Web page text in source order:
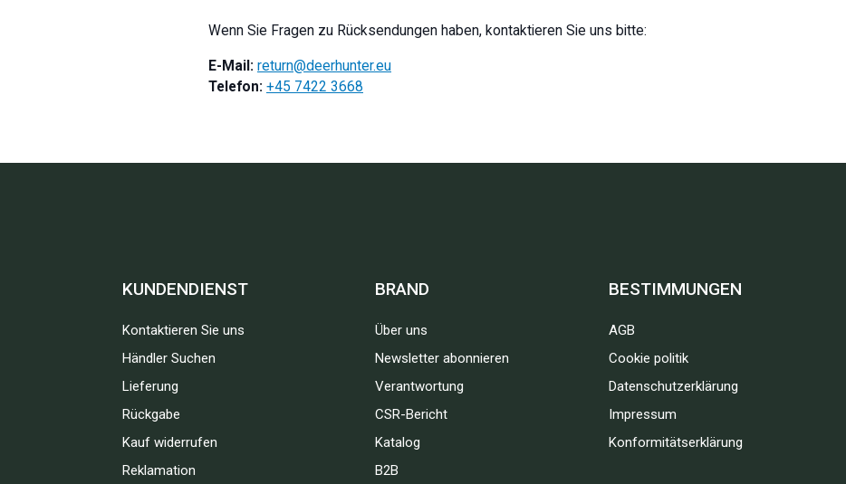
Wenn Sie Fragen zu Rücksendungen haben, kontaktieren Sie uns bitte:
E-Mail: return@deerhunter.eu
Telefon: +45 7422 3668
KUNDENDIENST
Kontaktieren Sie uns
Händler Suchen
Lieferung
Rückgabe
Kauf widerrufen
Reklamation
BRAND
Über uns
Newsletter abonnieren
Verantwortung
CSR-Bericht
Katalog
B2B
BESTIMMUNGEN
AGB
Cookie politik
Datenschutzerklärung
Impressum
Konformitätserklärung